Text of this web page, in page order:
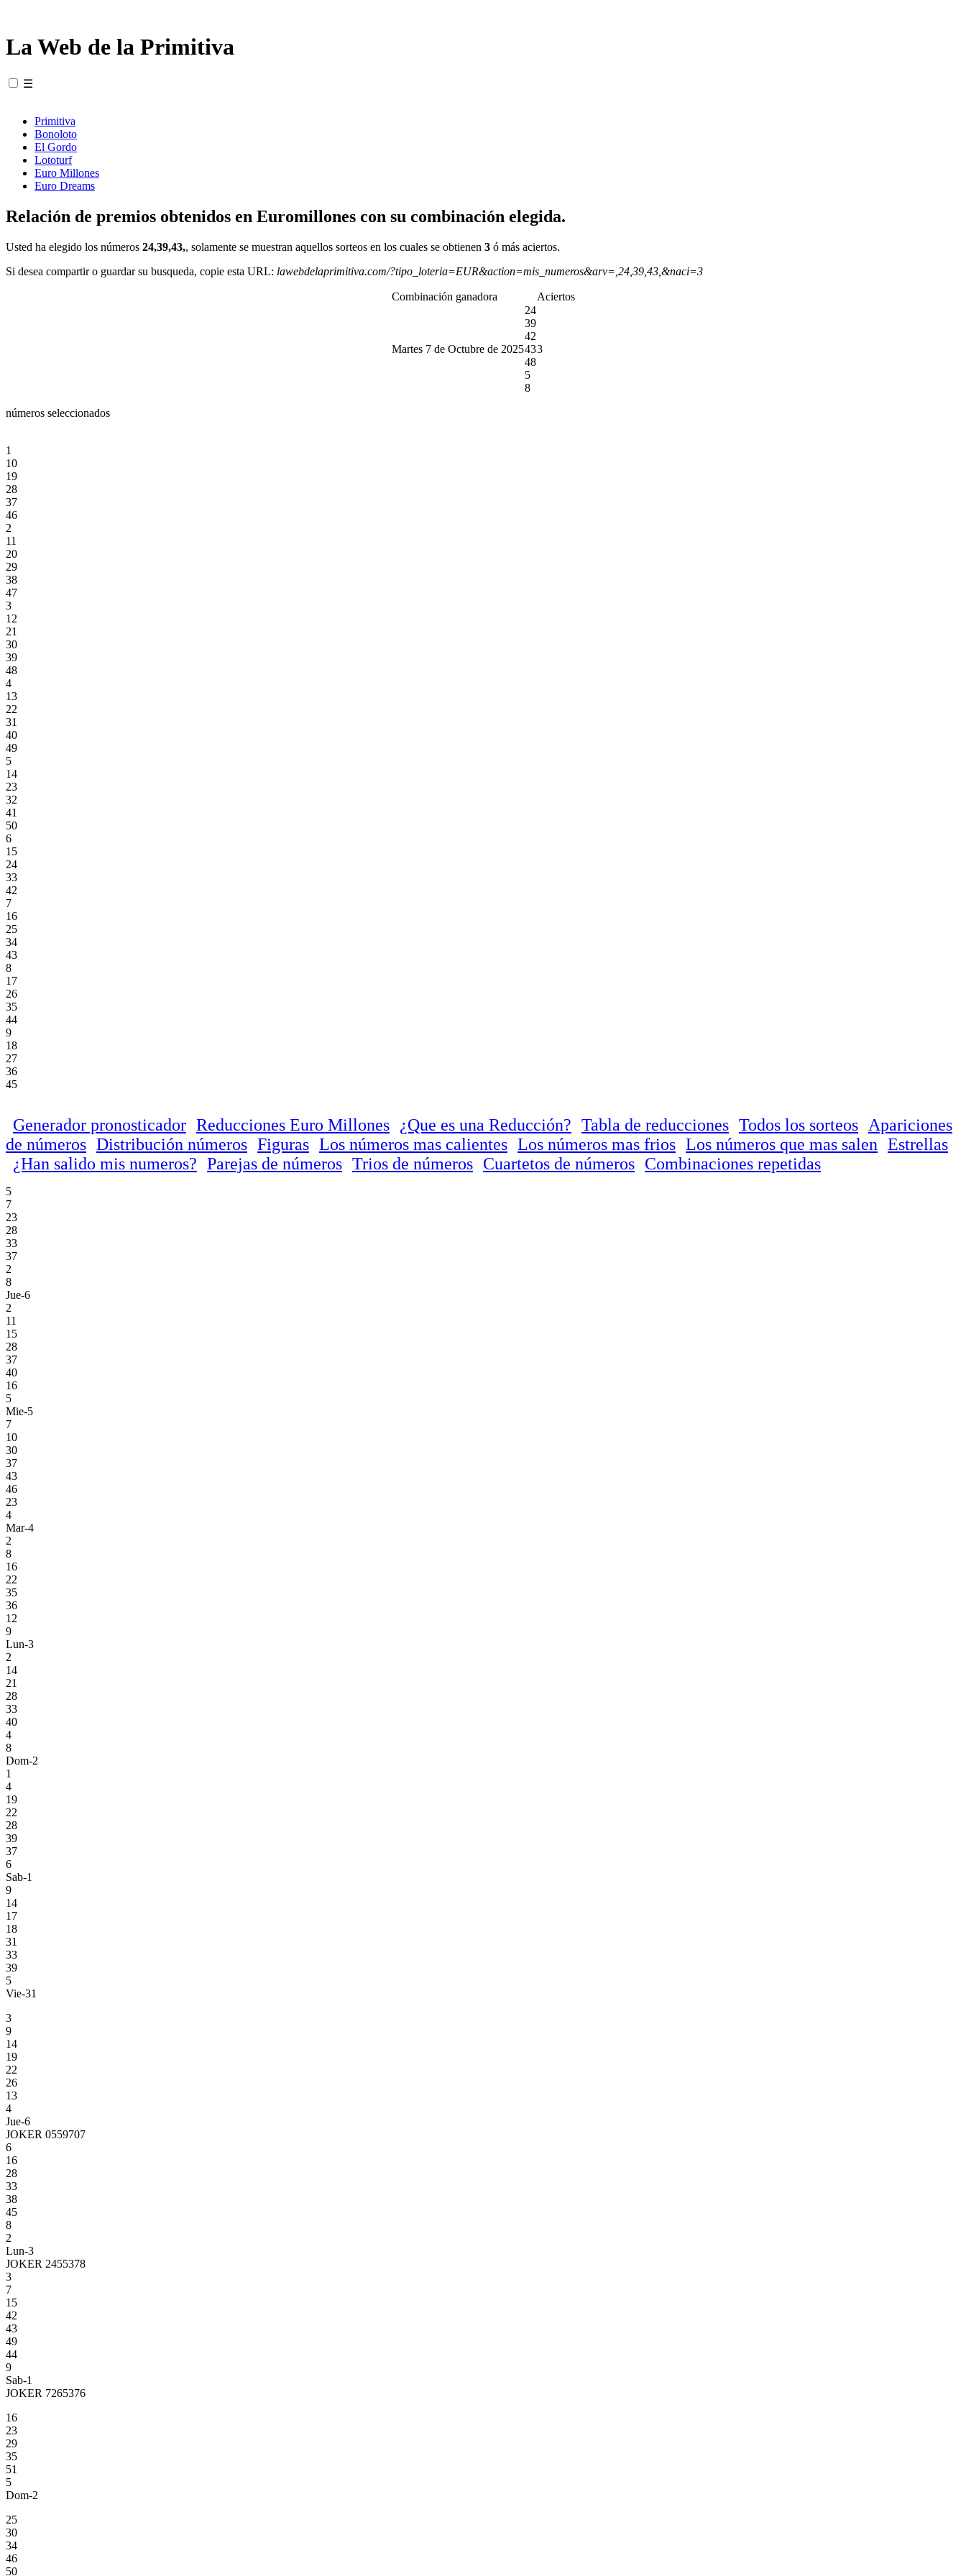
La Web de la Primitiva
☰
Primitiva
Bonoloto
El Gordo
Lototurf
Euro Millones
Euro Dreams
Relación de premios obtenidos en Euromillones con su combinación elegida.
Usted ha elegido los números 24,39,43,, solamente se muestran aquellos sorteos en los cuales se obtienen 3 ó más aciertos.
Si desea compartir o guardar su busqueda, copie esta URL: lawebdelaprimitiva.com/?tipo_loteria=EUR&action=mis_numeros&arv=,24,39,43,&naci=3
Combinación ganadora Aciertos
Martes 7 de Octubre de 2025
24
39
42
43
48
5
8
3
números seleccionados
1
10
19
28
37
46
2
11
20
29
38
47
3
12
21
30
39
48
4
13
22
31
40
49
5
14
23
32
41
50
6
15
24
33
42
7
16
25
34
43
8
17
26
35
44
9
18
27
36
45
Generador pronosticador Reducciones Euro Millones ¿Que es una Reducción? Tabla de reducciones Todos los sorteos
Apariciones
de números Distribución números Figuras Los números mas calientes Los números mas frios Los números que mas salen Estrellas
¿Han salido mis numeros? Parejas de números Trios de números Cuartetos de números Combinaciones repetidas
5
7
23
28
33
37
2
8
Jue-6
2
11
15
28
37
40
16
5
Mie-5
7
10
30
37
43
46
23
4
Mar-4
2
8
16
22
35
36
12
9
Lun-3
2
14
21
28
33
40
4
8
Dom-2
1
4
19
22
28
39
37
6
Sab-1
9
14
17
18
31
33
39
5
Vie-31
3
9
14
19
22
26
13
4
Jue-6
JOKER 0559707
6
16
28
33
38
45
8
2
Lun-3
JOKER 2455378
3
7
15
42
43
49
44
9
Sab-1
JOKER 7265376
16
23
29
35
51
5
Dom-2
25
30
34
46
50